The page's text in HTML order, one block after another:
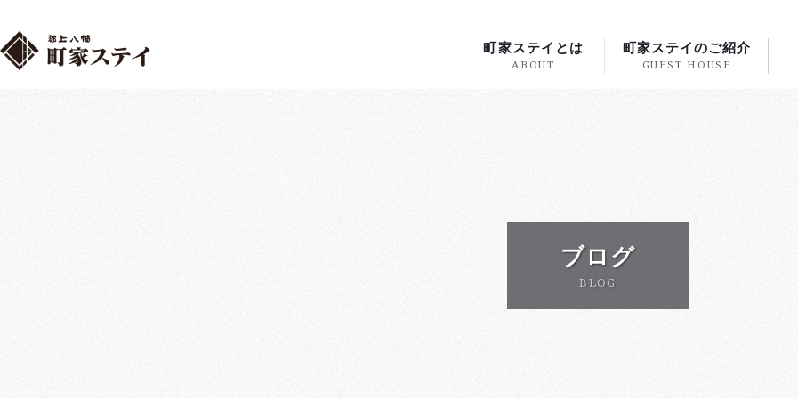
町家ステイとは
ABOUT
町家ステイのご紹介
GUEST HOUSE
ブログ
BLOG